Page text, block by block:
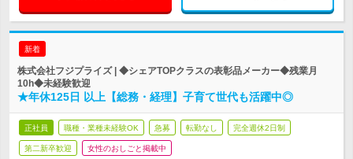
新着
株式会社フジプライズ | ◆シェアTOPクラスの表彰品メーカー◆残業月
10h◆未経験歓迎
★年休125日 以上【総務・経理】子育て世代も活躍中◎
正社員 職種・業種未経験OK 急募 転勤なし 完全週休2日制
第二新卒歓迎 女性のおしごと掲載中